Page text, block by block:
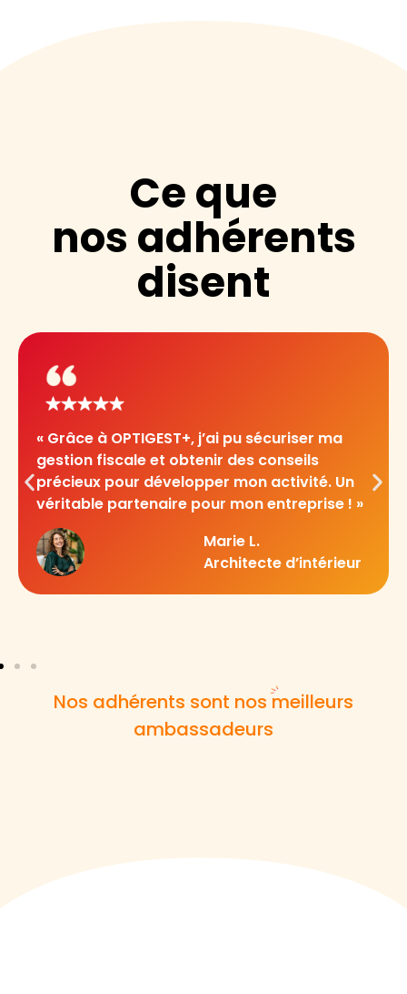
Ce que
nos adhérents
disent
« Grâce à OPTIGEST+, j’ai pu sécuriser ma
gestion fiscale et obtenir des conseils
précieux pour développer mon activité. Un
véritable partenaire pour mon entreprise ! »
Marie L.
Architecte d’intérieur
Nos adhérents sont nos meilleurs
ambassadeurs